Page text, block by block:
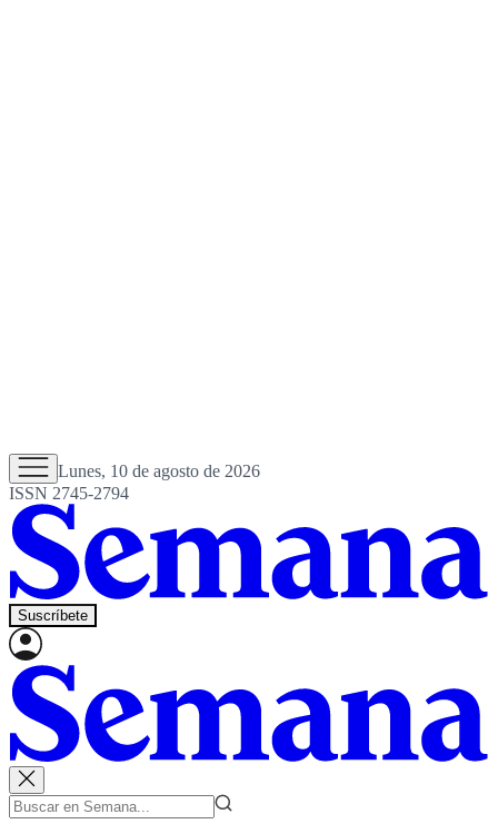
Lunes, 10 de agosto de 2026
ISSN 2745-2794
Suscríbete